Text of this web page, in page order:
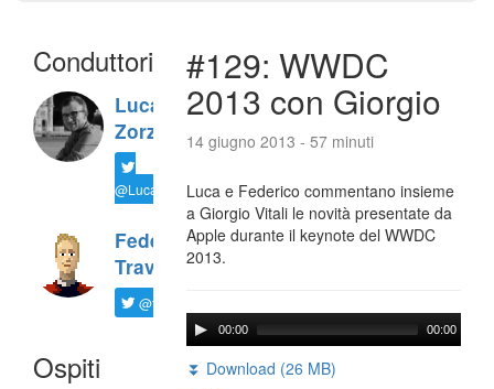
Conduttori
Luca
Zorzi
@LucaTNT
Federico
Travaini
@ftrava
Ospiti
#129: WWDC
2013 con Giorgio
14 giugno 2013 - 57 minuti
Luca e Federico commentano insieme
a Giorgio Vitali le novità presentate da
Apple durante il keynote del WWDC
2013.
00:00 00:00
⏬ Download (26 MB)